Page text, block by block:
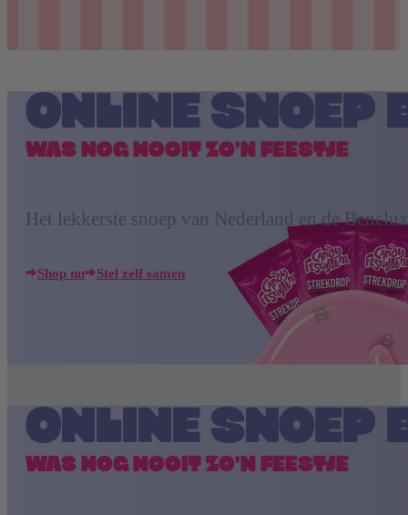
Laffy Taffy
Mike and Ike
Jolly Rancher
ONLINE SNOEP
WAS NOG NOOIT ZO’N FEESTJE
Het lekkerste snoep van Nederland en de
Shop nu Stel zelf samen
ONLINE SNOEP
WAS NOG NOOIT ZO’N FEESTJE